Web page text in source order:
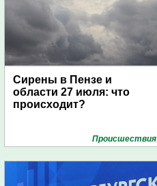
Сирены в Пензе и
области 27 июля: что
происходит?
Проиcшествия